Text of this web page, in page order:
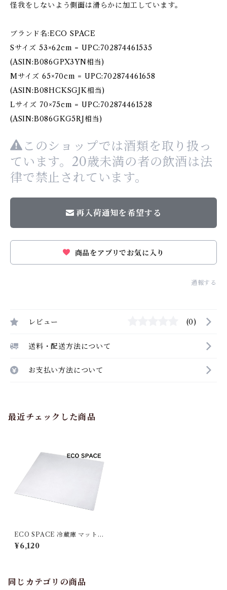
怪我をしないよう側面は滑らかに加工しています。
ブランド名:ECO SPACE
Sサイズ 53×62cm = UPC:702874461535
(ASIN:B086GPX3YN相当)
Mサイズ 65×70cm = UPC:702874461658
(ASIN:B08HCKSGJK相当)
Lサイズ 70×75cm = UPC:702874461528
(ASIN:B086GKG5RJ相当)
このショップでは酒類を取り扱っ
ています。20歳未満の者の飲酒は法
律で禁止されています。
再入荷通知を希望する
商品をアプリでお気に入り
通報する
レビュー (0)
送料・配送方法について
お支払い方法について
最近チェックした商品
ECO SPACE 冷蔵庫 マット S
サイズ 53×62cm 〜200Lクラ
ス 厚さ2mm ポリカーボネー
¥6,120
同じカテゴリの商品